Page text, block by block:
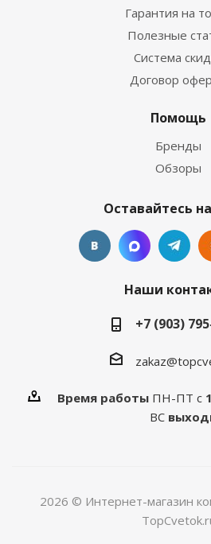
Гарантия на
Полезные
Система
Договор
Помощь
Бренды
Обзоры
Оставайтесь
Наши
+7 (903)
Время работы ПН-ПТ с
ВС
2026 © Интернет-магазин